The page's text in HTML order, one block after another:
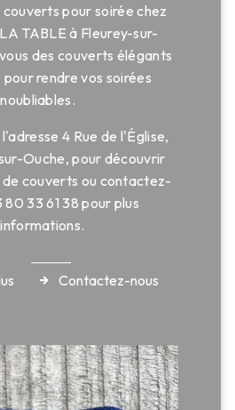
pour soirée chez
TABLE à Fleurey-sur-
des couverts élégants
rendre vos soirées
4 Rue de l'Église,
Ouche, pour découvrir
couverts ou contactez-
80 33 61 38 pour plus
Contactez-nous